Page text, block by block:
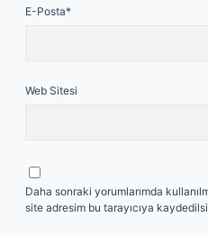
E-Posta*
Web Sitesi
Daha sonraki yorumlarımda
site adresim bu tarayıcıya